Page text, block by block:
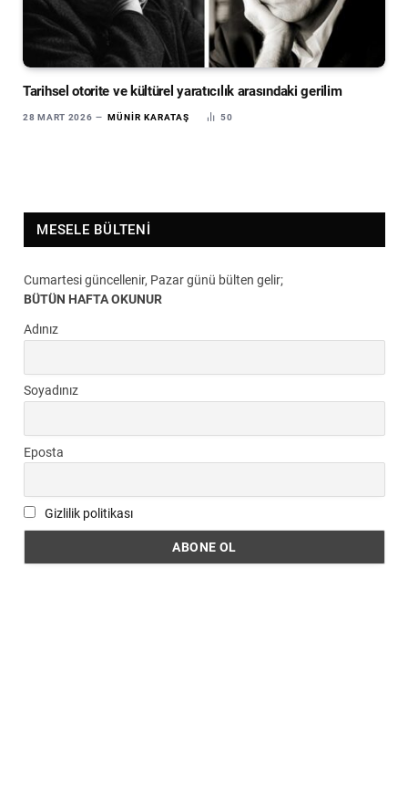
Tarihsel otorite ve kültürel yaratıcılık arasındaki gerilim
28 MART 2026 MÜNIR KARATAŞ 50
MESELE BÜLTENI
Cumartesi güncellenir, Pazar günü bülten gelir;
BÜTÜN HAFTA OKUNUR
Adınız
Soyadınız
Eposta
Gizlilik politikası